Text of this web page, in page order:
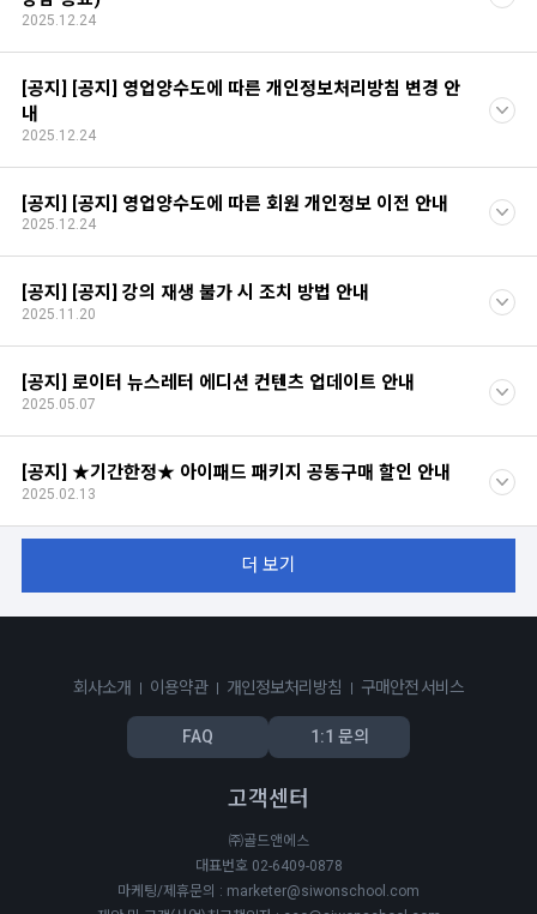
2025.12.24
[공지] [공지] 영업양수도에 따른 개인정보처리방침 변경 안
내
2025.12.24
[공지] [공지] 영업양수도에 따른 회원 개인정보 이전 안내
2025.12.24
[공지] [공지] 강의 재생 불가 시 조치 방법 안내
2025.11.20
[공지] 로이터 뉴스레터 에디션 컨텐츠 업데이트 안내
2025.05.07
[공지] ★기간한정★ 아이패드 패키지 공동구매 할인 안내
2025.02.13
더 보기
회사소개 이용약관 개인정보처리방침 구매안전 서비스
FAQ 1:1 문의
고객센터
㈜골드앤에스
대표번호 02-6409-0878
마케팅/제휴문의 : marketer@siwonschool.com